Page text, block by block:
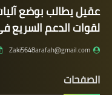
عقيل يطالب بوضع
لقوات الدعم السريع
Zaki5648arafah@gmail.com
الصفحات